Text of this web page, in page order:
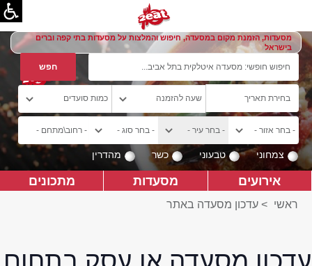
מסעדות, הזמנת מקום במסעדה, חיפוש והמלצות על מסעדות בתי קפה וברים
בישראל
צמחוני טבעוני כשר מהדרין
אירועים מסעדות מתכונים
ראשי > עדכון מסעדה באתר